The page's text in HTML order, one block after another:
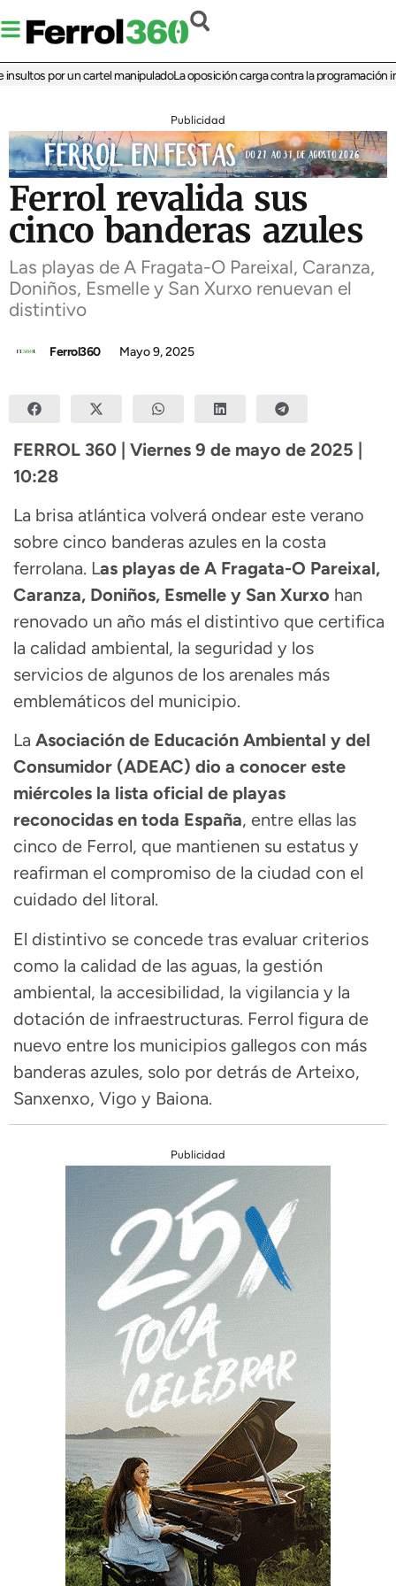
por un cartel manipuladoLa oposición carga contra la programación
Publicidad
Ferrol revalida sus
cinco banderas azules
Las playas de A Fragata-O Pareixal, Caranza,
Doniños, Esmelle y San Xurxo renuevan el
distintivo
Ferrol360 Mayo 9, 2025
FERROL 360 | Viernes 9 de mayo de 2025 |
10:28
La brisa atlántica volverá ondear este verano
sobre cinco banderas azules en la costa
ferrolana. Las playas de A Fragata-O Pareixal,
Caranza, Doniños, Esmelle y San Xurxo han
renovado un año más el distintivo que certifica
la calidad ambiental, la seguridad y los
servicios de algunos de los arenales más
emblemáticos del municipio.
La Asociación de Educación Ambiental y del
Consumidor (ADEAC) dio a conocer este
miércoles la lista oficial de playas
reconocidas en toda España, entre ellas las
cinco de Ferrol, que mantienen su estatus y
reafirman el compromiso de la ciudad con el
cuidado del litoral.
El distintivo se concede tras evaluar criterios
como la calidad de las aguas, la gestión
ambiental, la accesibilidad, la vigilancia y la
dotación de infraestructuras. Ferrol figura de
nuevo entre los municipios gallegos con más
banderas azules, solo por detrás de Arteixo,
Sanxenxo, Vigo y Baiona.
Publicidad